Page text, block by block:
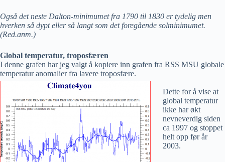
Også det neste Dalton-minimumet fra 1790 til 1830 er tydelig men
hverken så dypt eller så langt som det foregående solminimumet.
(Red.anm.)
Global temperatur, troposfæren
I denne grafen har jeg valgt å kopiere inn grafen fra RSS MSU globale
temperatur anomalier fra lavere troposfære.
Dette for å vise at
global temperatur
ikke har økt
nevneverdig siden
ca 1997 og stoppet
helt opp før år
2003.